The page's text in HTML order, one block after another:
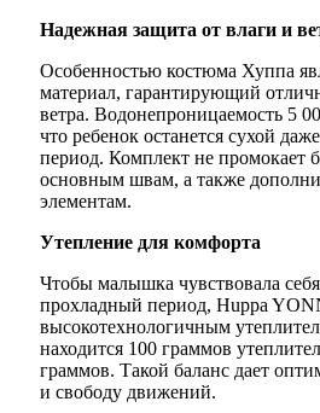
Надежная защита от влаги и
Особенностью костюма Хуппа
материал, гарантирующий
ветра. Водонепроницаемость 5
что ребенок останется сухой
период. Комплект не промокает
основным швам, а также
элементам.
Утепление для комфорта
Чтобы малышка чувствовала
прохладный период, Huppa
высокотехнологичным
находится 100 граммов
граммов. Такой баланс дает
и свободу движений.